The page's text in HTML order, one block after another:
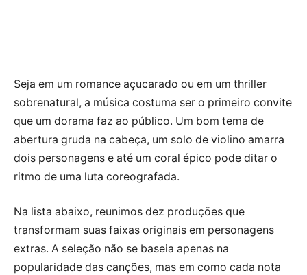
Seja em um romance açucarado ou em um thriller
sobrenatural, a música costuma ser o primeiro convite
que um dorama faz ao público. Um bom tema de
abertura gruda na cabeça, um solo de violino amarra
dois personagens e até um coral épico pode ditar o
ritmo de uma luta coreografada.
Na lista abaixo, reunimos dez produções que
transformam suas faixas originais em personagens
extras. A seleção não se baseia apenas na
popularidade das canções, mas em como cada nota